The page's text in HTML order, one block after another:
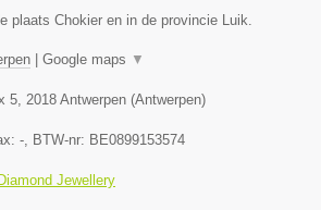
plaats Chokier en in de provincie Luik.
Google maps ▼
5, 2018 Antwerpen (Antwerpen)
-, BTW-nr: BE0899153574
Jewellery